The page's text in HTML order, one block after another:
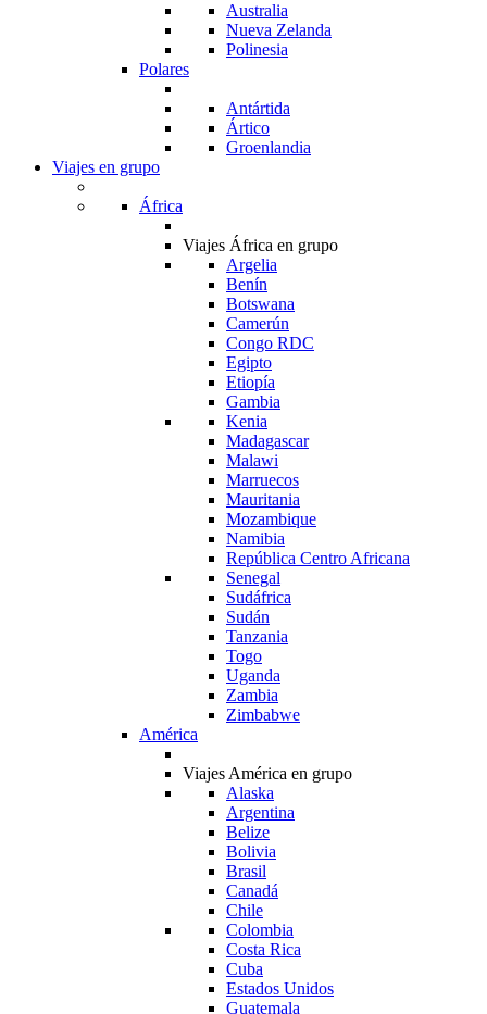
Australia
Nueva Zelanda
Polinesia
Polares
Antártida
Ártico
Groenlandia
Viajes en grupo
África
Viajes África en grupo
Argelia
Benín
Botswana
Camerún
Congo RDC
Egipto
Etiopía
Gambia
Kenia
Madagascar
Malawi
Marruecos
Mauritania
Mozambique
Namibia
República Centro Africana
Senegal
Sudáfrica
Sudán
Tanzania
Togo
Uganda
Zambia
Zimbabwe
América
Viajes América en grupo
Alaska
Argentina
Belize
Bolivia
Brasil
Canadá
Chile
Colombia
Costa Rica
Cuba
Estados Unidos
Guatemala